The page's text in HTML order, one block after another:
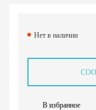
Нет в наличии
В избранное